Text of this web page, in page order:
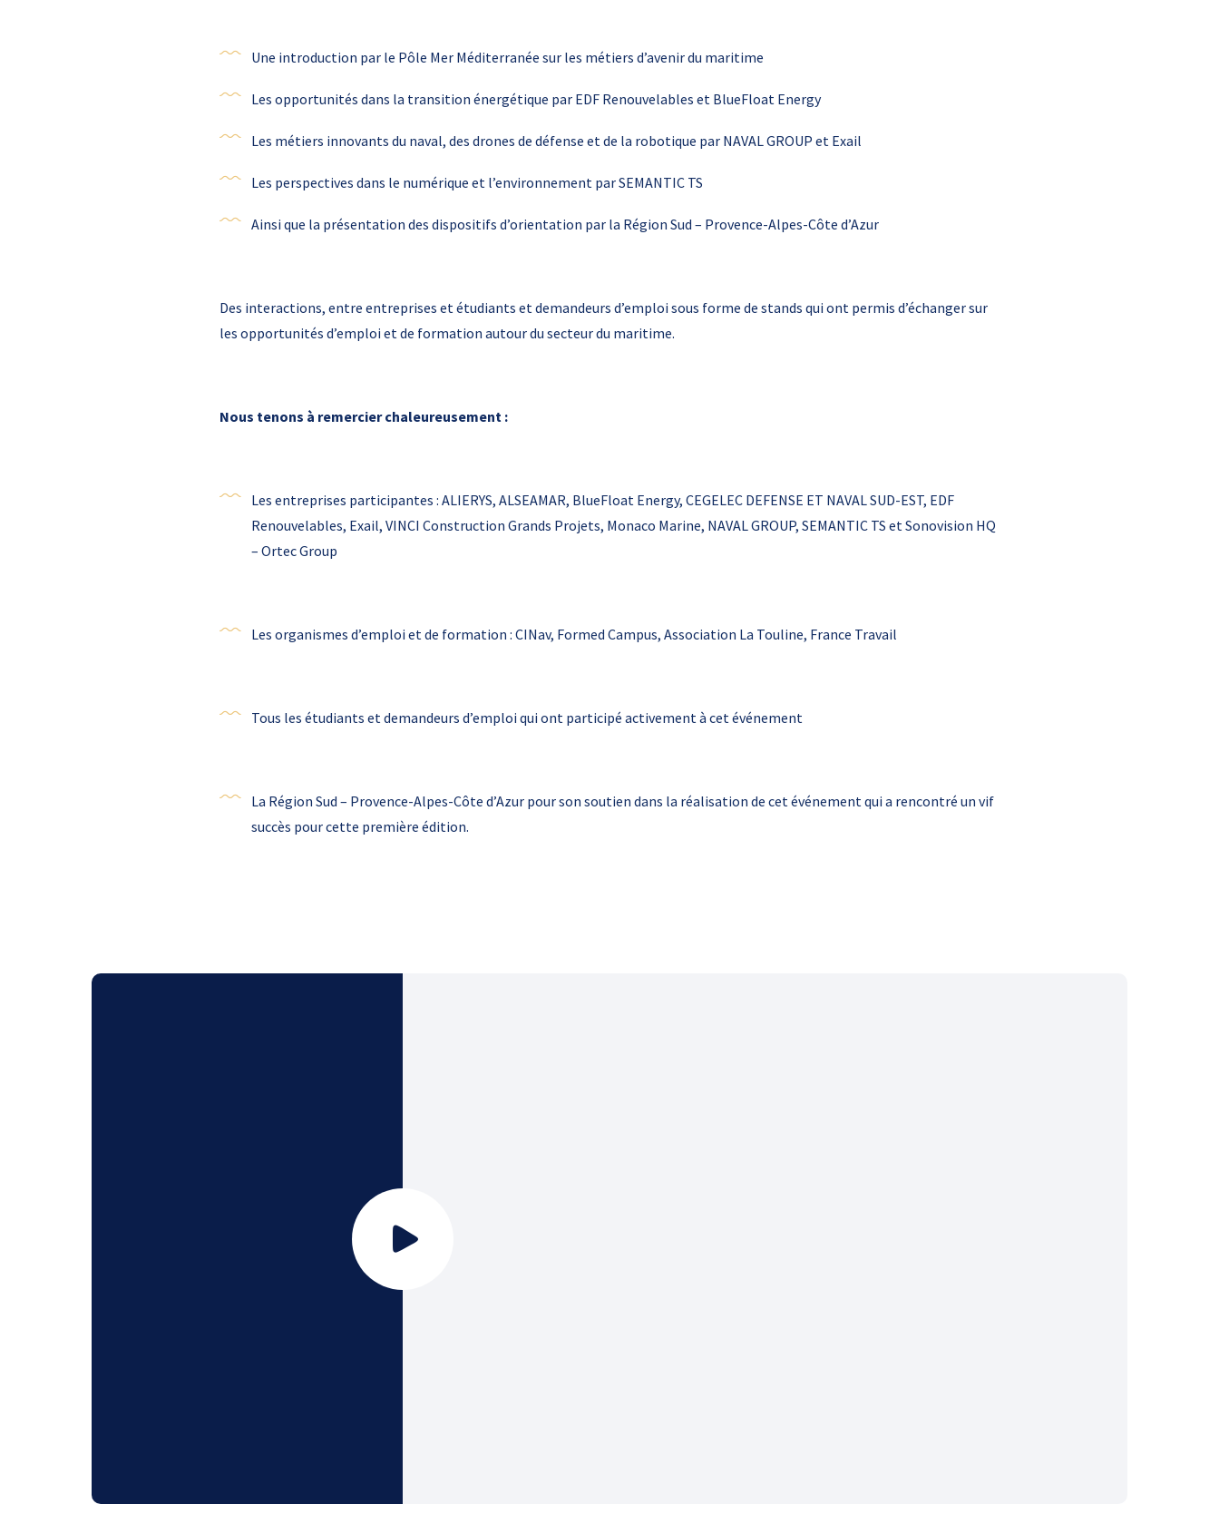
Une introduction par le Pôle Mer Méditerranée sur les métiers d’avenir du maritime
Les opportunités dans la transition énergétique par EDF Renouvelables et BlueFloat Energy
Les métiers innovants du naval, des drones de défense et de la robotique par NAVAL GROUP et Exail
Les perspectives dans le numérique et l’environnement par SEMANTIC TS
Ainsi que la présentation des dispositifs d’orientation par la Région Sud – Provence-Alpes-Côte d’Azur
Des interactions, entre entreprises et étudiants et demandeurs d’emploi sous forme de stands qui ont permis d’échanger sur
les opportunités d’emploi et de formation autour du secteur du maritime.
Nous tenons à remercier chaleureusement :
Les entreprises participantes : ALIERYS, ALSEAMAR, BlueFloat Energy, CEGELEC DEFENSE ET NAVAL SUD-EST, EDF
Renouvelables, Exail, VINCI Construction Grands Projets, Monaco Marine, NAVAL GROUP, SEMANTIC TS et Sonovision HQ
– Ortec Group
Les organismes d’emploi et de formation : CINav, Formed Campus, Association La Touline, France Travail
Tous les étudiants et demandeurs d’emploi qui ont participé activement à cet événement
La Région Sud – Provence-Alpes-Côte d’Azur pour son soutien dans la réalisation de cet événement qui a rencontré un vif
succès pour cette première édition.